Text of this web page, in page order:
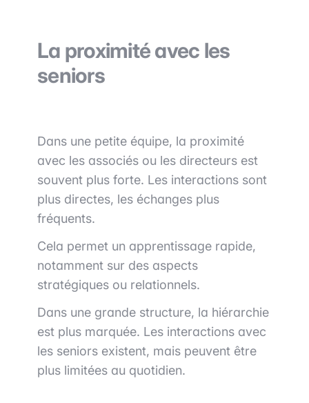
La proximité avec les
seniors
Dans une petite équipe, la proximité
avec les associés ou les directeurs est
souvent plus forte. Les interactions sont
plus directes, les échanges plus
fréquents.
Cela permet un apprentissage rapide,
notamment sur des aspects
stratégiques ou relationnels.
Dans une grande structure, la hiérarchie
est plus marquée. Les interactions avec
les seniors existent, mais peuvent être
plus limitées au quotidien.